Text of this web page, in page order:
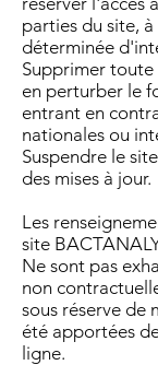
parties du site,
déterminée
Supprimer
en perturber le
entrant en
nationales ou
Suspendre le
des mises à jour.
Les
site
Ne sont pas
non
sous réserve de
été apportées
ligne.